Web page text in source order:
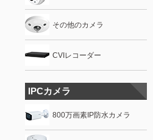
その他のカメラ
CVIレコーダー
IPCカメラ
800万画素IP防水カメラ